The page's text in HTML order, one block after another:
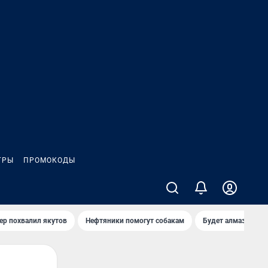
ПРОМОКОДЫ
похвалил якутов Нефтяники помогут собакам Будет алмазный